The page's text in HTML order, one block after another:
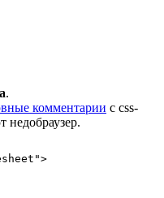
.
комментарии с css-
недобраузер.